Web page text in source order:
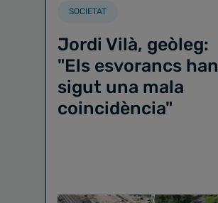
SOCIETAT
Jordi Vilà, geòleg:
"Els esvorancs han
sigut una mala
coincidència"